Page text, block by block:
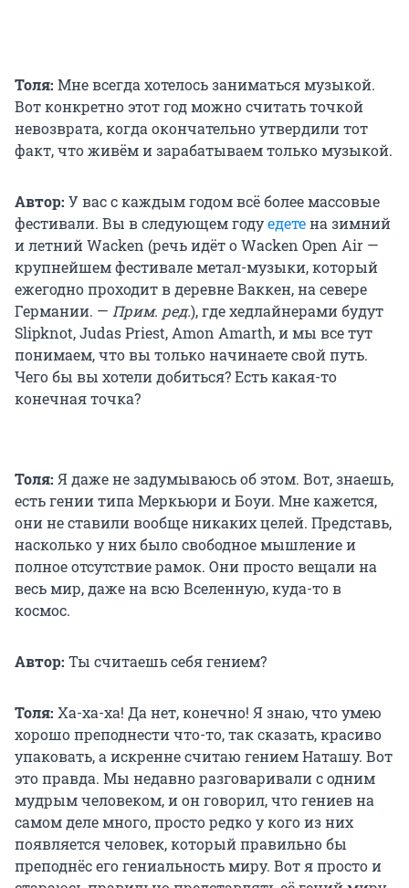
Толя: Мне всегда хотелось заниматься музыкой.
Вот конкретно этот год можно считать точкой
невозврата, когда окончательно утвердили тот
факт, что живём и зарабатываем только музыкой.
Автор: У вас с каждым годом всё более массовые
фестивали. Вы в следующем годуедетена зимний
и летний Wacken (речь идёт о Wacken Open Air —
крупнейшем фестивале метал-музыки, который
ежегодно проходит в деревне Ваккен, на севере
Германии. — Прим. ред.), где хедлайнерами будут
Slipknot, Judas Priest, Amon Amarth, и мы все тут
понимаем, что вы только начинаете свой путь.
Чего бы вы хотели добиться? Есть какая-то
конечная точка?
Толя: Я даже не задумываюсь об этом. Вот, знаешь,
есть гении типа Меркьюри и Боуи. Мне кажется,
они не ставили вообще никаких целей. Представь,
насколько у них было свободное мышление и
полное отсутствие рамок. Они просто вещали на
весь мир, даже на всю Вселенную, куда-то в
космос.
Автор: Ты считаешь себя гением?
Толя: Ха-ха-ха! Да нет, конечно! Я знаю, что умею
хорошо преподнести что-то, так сказать, красиво
упаковать, а искренне считаю гением Наташу. Вот
это правда. Мы недавно разговаривали с одним
мудрым человеком, и он говорил, что гениев на
самом деле много, просто редко у кого из них
появляется человек, который правильно бы
преподнёс его гениальность миру. Вот я просто и